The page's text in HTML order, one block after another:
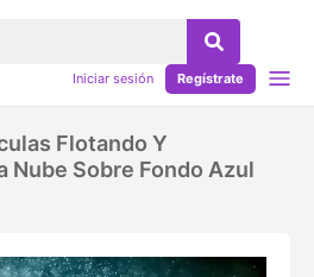
Iniciar sesión Regístrate
Flotando Y
Nube Sobre Fondo Azul